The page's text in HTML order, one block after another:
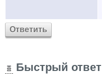
Ответить
Быстрый ответ